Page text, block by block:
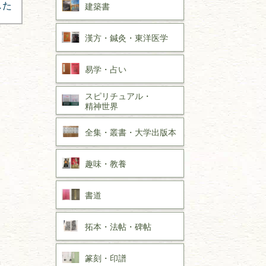
建築書
漢方・ 鍼灸・ 東洋医学
易学・ 占い
スピリチュアル・
精神世界
全集・ 叢書・ 大学出版本
趣味・ 教養
書道
拓本・法帖・ 碑帖
篆刻・印譜